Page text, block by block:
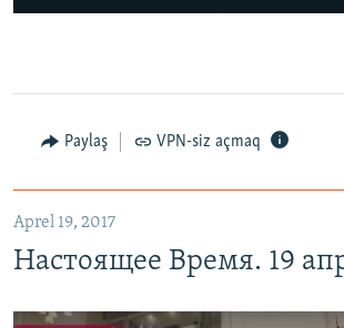
Paylaş VPN-siz açmaq
Aprel 19, 2017
Настоящее Время. 19